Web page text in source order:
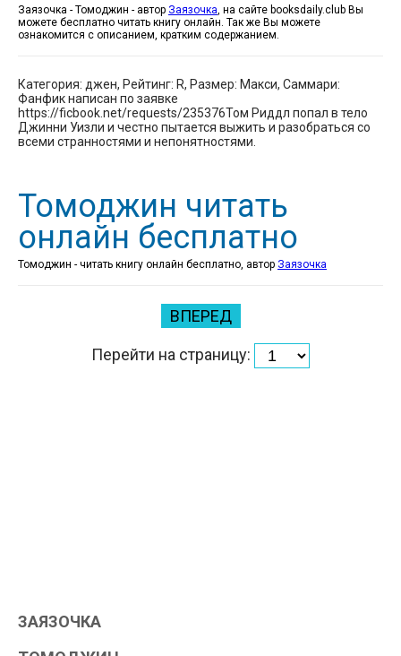
Заязочка - Томоджин - автор Заязочка, на сайте booksdaily.club Вы
можете бесплатно читать книгу онлайн. Так же Вы можете
ознакомится с описанием, кратким содержанием.
Категория: джен, Рейтинг: R, Размер: Макси, Саммари:
Фанфик написан по заявке
https://ficbook.net/requests/235376Том Риддл попал в тело
Джинни Уизли и честно пытается выжить и разобраться со
всеми странностями и непонятностями.
Томоджин читать
онлайн бесплатно
Томоджин - читать книгу онлайн бесплатно, автор Заязочка
ВПЕРЕД
Перейти на страницу:
ЗАЯЗОЧКА